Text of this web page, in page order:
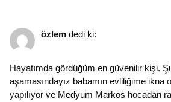
özlem dedi ki:
Hayatımda gördüğüm en güvenilir kişi.
aşamasındayız babamın evliliğime ikna
yapılıyor ve Medyum Markos hocadan